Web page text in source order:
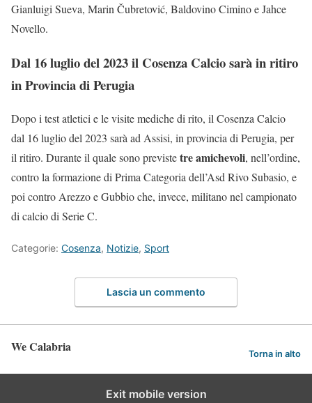
Gianluigi Sueva, Marin Čubretović, Baldovino Cimino e Jahce
Novello.
Dal 16 luglio del 2023 il Cosenza Calcio sarà in ritiro
in Provincia di Perugia
Dopo i test atletici e le visite mediche di rito, il Cosenza Calcio
dal 16 luglio del 2023 sarà ad Assisi, in provincia di Perugia, per
il ritiro. Durante il quale sono previstetre amichevoli, nell’ordine,
contro la formazione di Prima Categoria dell’Asd Rivo Subasio, e
poi contro Arezzo e Gubbio che, invece, militano nel campionato
di calcio di Serie C.
Categorie: Cosenza, Notizie, Sport
Lascia un commento
We Calabria Torna in alto
Exit mobile version